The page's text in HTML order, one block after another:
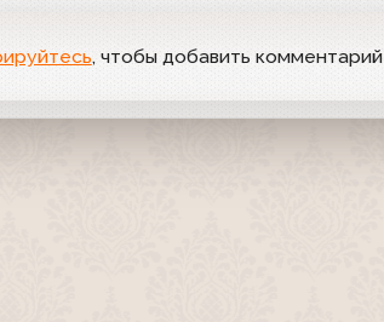
, чтобы добавить комментарий